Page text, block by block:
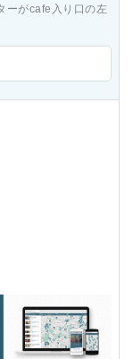
ーがcafe入り口の左